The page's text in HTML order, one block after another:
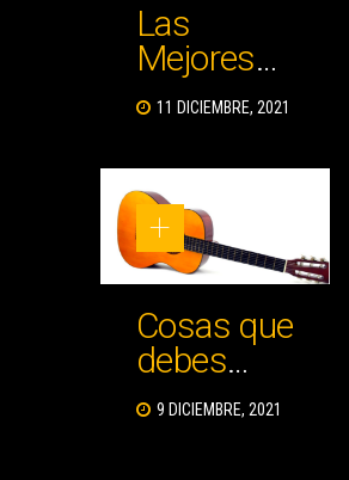
11 DICIEMBRE, 2021
Las
Mejores
Guitarras
Eléctricas
Baratas
Para
Principiantes
9 DICIEMBRE, 2021
Cosas que
debes
saber
sobre la